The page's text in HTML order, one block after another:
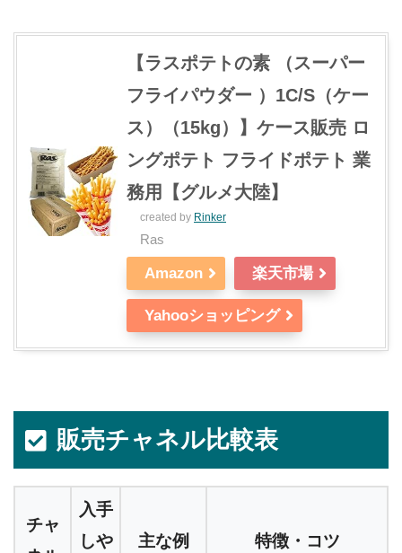
【ラスポテトの素 （スーパー
フライパウダー ）1C/S（ケー
ス）（15kg）】ケース販売 ロ
ングポテト フライドポテト 業
務用【グルメ大陸】
created by Rinker
Ras
Amazon 楽天市場
Yahooショッピング
販売チャネル比較表
チャ
入手
しや
主な例 特徴・コツ